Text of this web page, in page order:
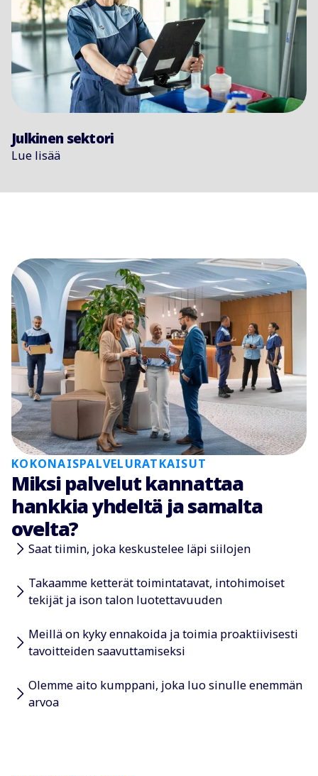
Julkinen sektori
Lue lisää
KOKONAISPALVELURATKAISUT
Miksi palvelut kannattaa
hankkia yhdeltä ja samalta
ovelta?
Saat tiimin, joka keskustelee läpi siilojen
Takaamme ketterät toimintatavat, intohimoiset
tekijät ja ison talon luotettavuuden
Meillä on kyky ennakoida ja toimia proaktiivisesti
tavoitteiden saavuttamiseksi
Olemme aito kumppani, joka luo sinulle enemmän
arvoa